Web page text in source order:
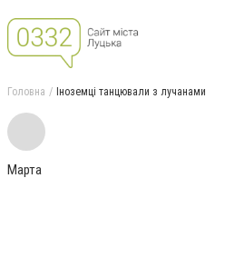
Головна Іноземці танцювали з лучанами
Марта